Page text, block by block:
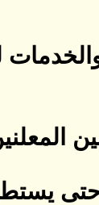
حتى